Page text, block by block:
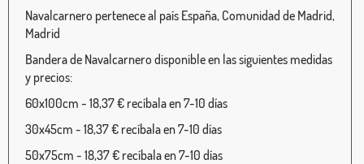
Navalcarnero pertenece al país España, Comunidad de Madrid,
Madrid
Bandera de Navalcarnero disponible en las siguientes medidas
y precios:
60x100cm - 18,37 € recíbala en 7-10 días
30x45cm - 18,37 € recíbala en 7-10 días
50x75cm - 18,37 € recíbala en 7-10 días